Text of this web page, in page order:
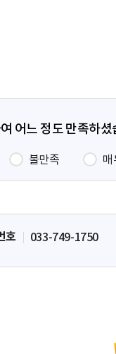
어느 정도 만족하셨
불만족 매
호 033-749-1750